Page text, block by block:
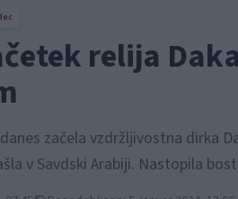
relija
začela vzdržljivostna dirka
v Savdski Arabiji. Nastopila